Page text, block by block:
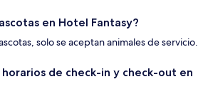
en Hotel Fantasy?
solo se aceptan animales de servicio.
horarios de check-in y check-out en